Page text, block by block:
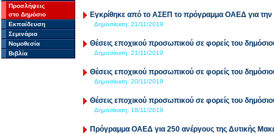
Προσλήψεις
στο Δημόσιο
Εκπαίδευση
Σεμινάρια
Νομοθεσία
Βιβλία
Εγκρίθηκε από το ΑΣΕΠ το πρόγραμμα ΟΑΕΔ για την
Δημοσίευση: 21/11/2019
Θέσεις εποχικού προσωπικού σε φορείς του
Δημοσίευση: 21/11/2019
Θέσεις εποχικού προσωπικού σε φορείς του
Δημοσίευση: 20/11/2019
Θέσεις εποχικού προσωπικού σε φορείς του
Δημοσίευση: 18/11/2019
Πρόγραμμα ΟΑΕΔ για 250 ανέργους της Δυτικής